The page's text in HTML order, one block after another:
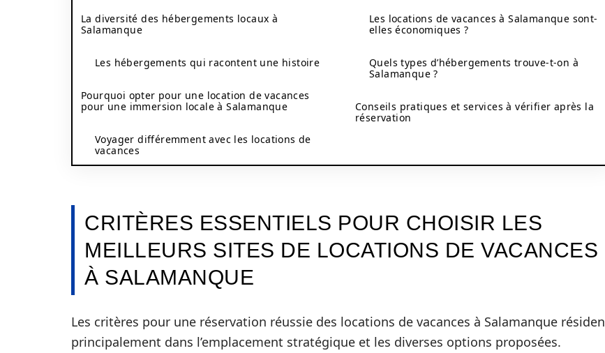
La diversité des hébergements locaux à
Salamanque
Les hébergements qui racontent une histoire
Pourquoi opter pour une location de vacances
pour une immersion locale à Salamanque
Voyager différemment avec les locations de
vacances
Les locations de vacances à Salamanque sont-
elles économiques ?
Quels types d’hébergements trouve-t-on à
Salamanque ?
Conseils pratiques et services à vérifier après la
réservation
CRITÈRES ESSENTIELS POUR CHOISIR LES
MEILLEURS SITES DE LOCATIONS DE VACANCES
À SALAMANQUE
Les critères pour une réservation réussie des locations de vacances à Salamanque
principalement dans l’emplacement stratégique et les diverses options proposées.